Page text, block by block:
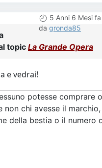
5 Anni 6 Mesi fa
da gronda85
topic La Grande Opera
e vedrai!
potesse comprare o
non chi avesse il marchio,
della bestia o il numero